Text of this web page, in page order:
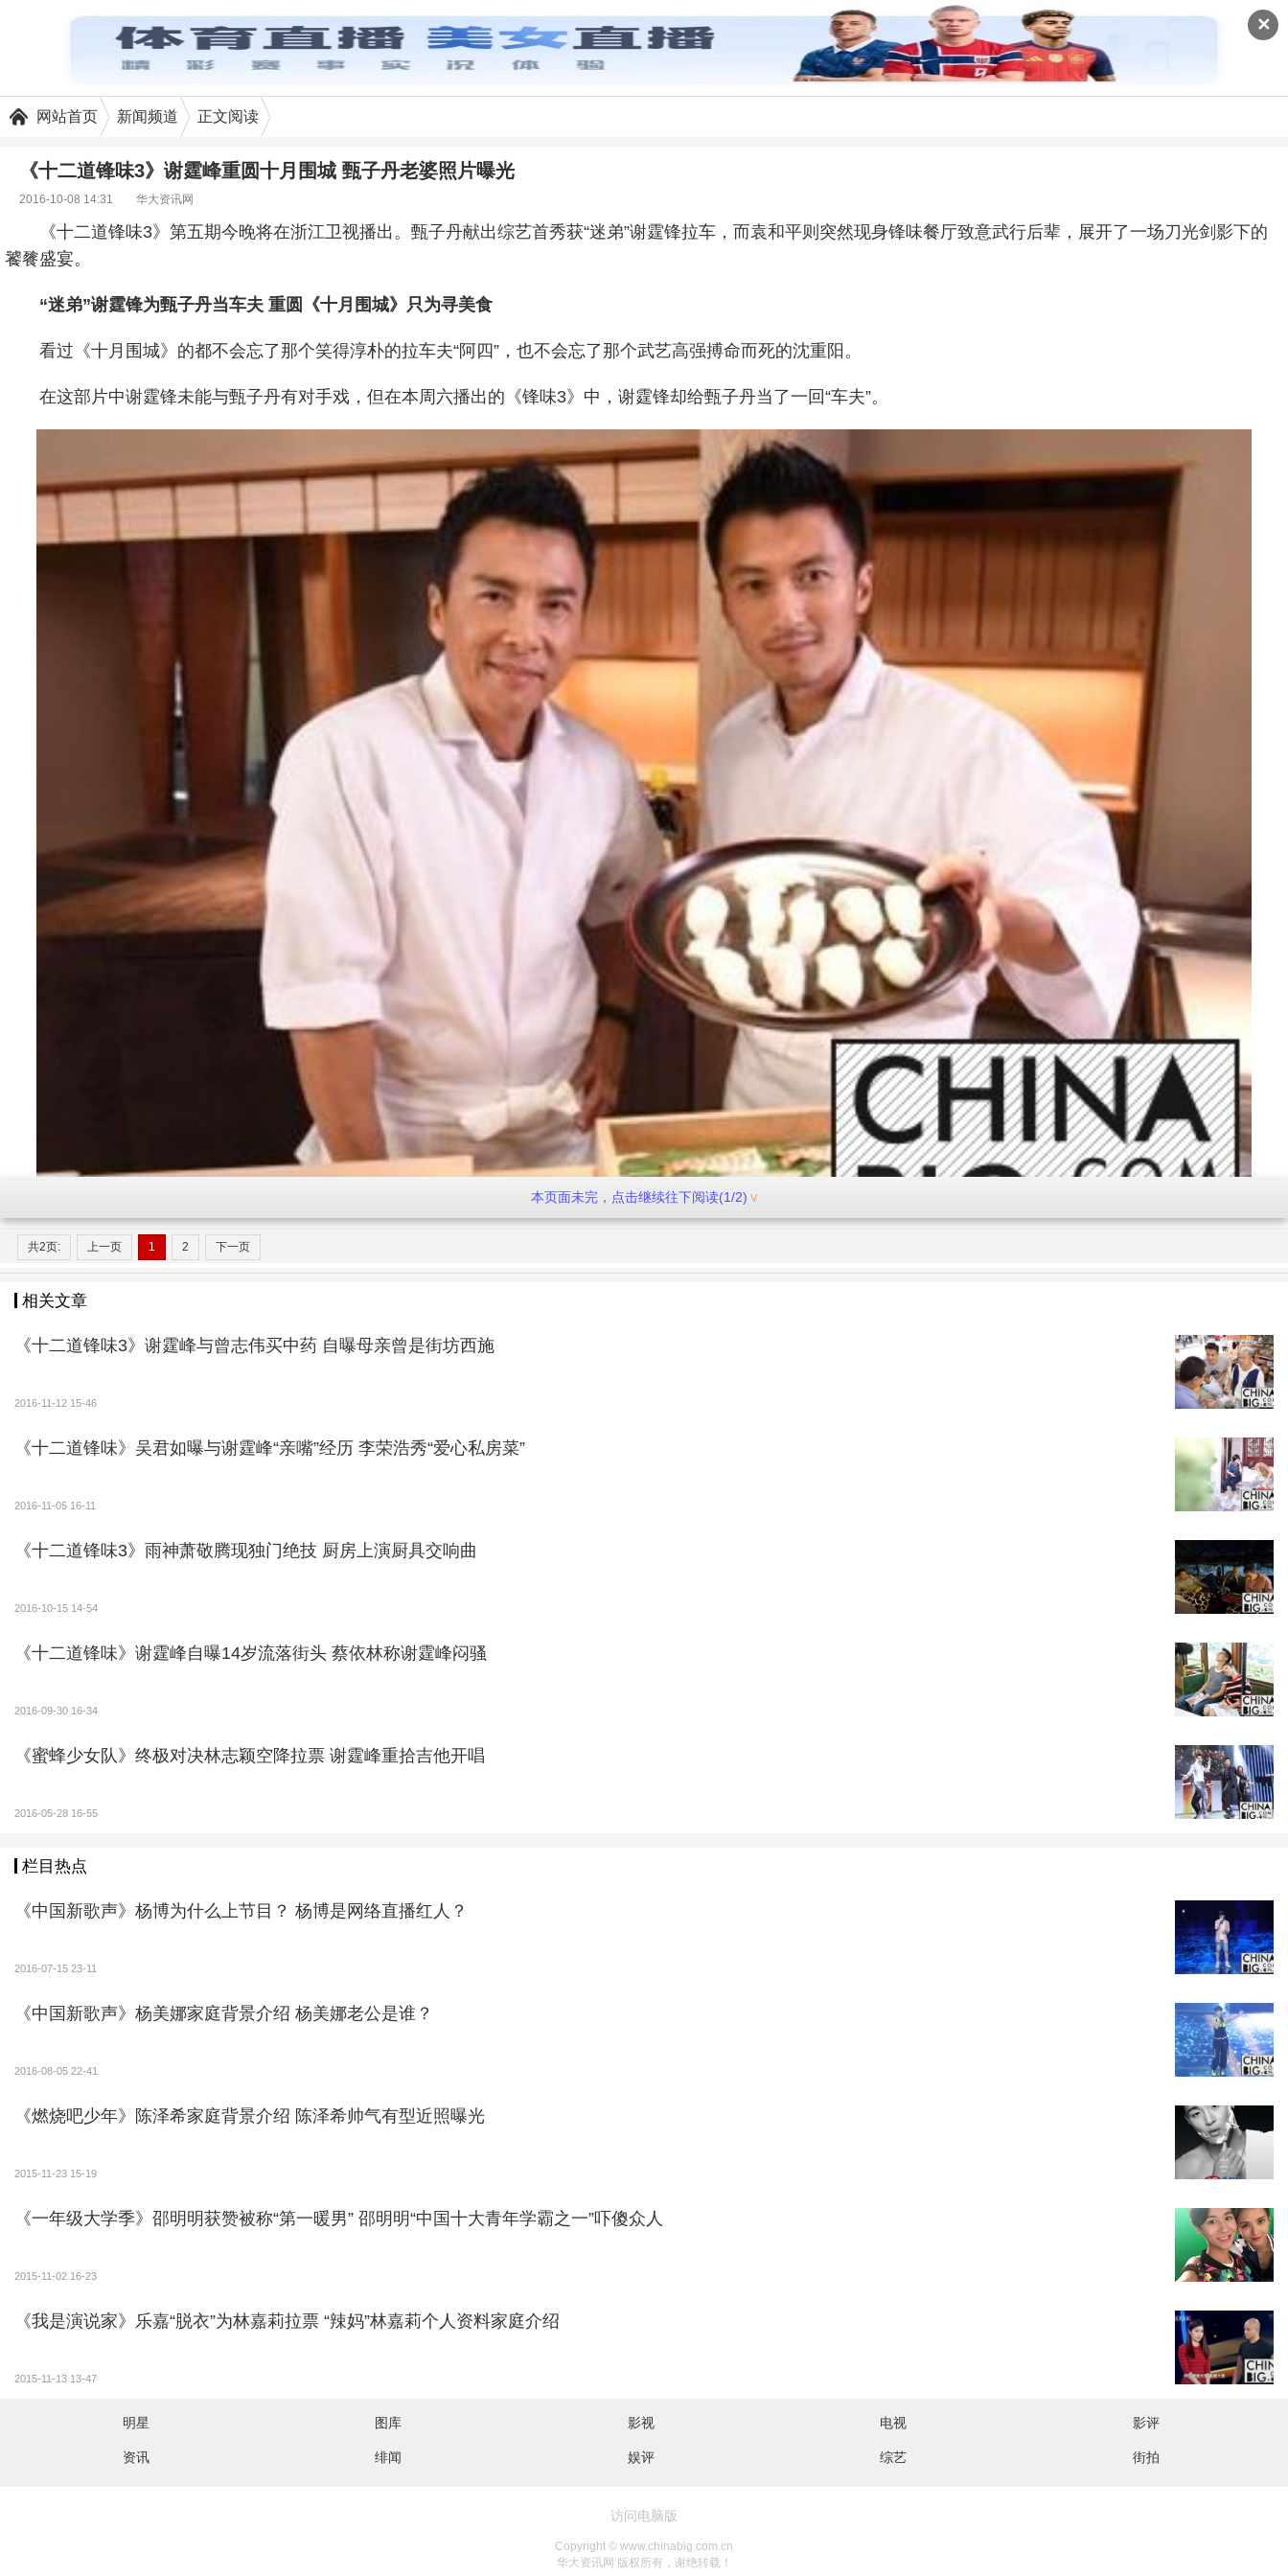
✕
网站首页 新闻频道 正文阅读
《十二道锋味3》谢霆峰重圆十月围城 甄子丹老婆照片曝光
2016-10-08 14:31 华大资讯网
《十二道锋味3》第五期今晚将在浙江卫视播出。甄子丹献出综艺首秀获“迷弟”谢霆锋拉车，而袁和平则突然现身锋味餐厅致意武行后辈，展开了一场刀光剑影下的
饕餮盛宴。
“迷弟”谢霆锋为甄子丹当车夫 重圆《十月围城》只为寻美食
看过《十月围城》的都不会忘了那个笑得淳朴的拉车夫“阿四”，也不会忘了那个武艺高强搏命而死的沈重阳。
在这部片中谢霆锋未能与甄子丹有对手戏，但在本周六播出的《锋味3》中，谢霆锋却给甄子丹当了一回“车夫”。
“丹哥，说起来我《十月围城》里没给你拉过车啊”“我们连对手戏都没有呢！”在这样的逗趣对话中，谢霆锋用人力车将甄子丹拉上高山寻访京都当地著名美食“流水素
面”。
尽管甄子丹一再表示“不好意思”，“迷弟”谢霆锋却坚持要给甄子丹当车夫。可惜的是，只拉到半路“车夫”谢霆锋便体力不支，甄子丹只得自己下来推车，构造出一副两
人“推”“拉”一辆人力车上山的奇景。
而有了“丹哥”推车助力后，跑在前头的谢霆锋不住感叹“好轻松！”实在是笑点满满。
本页面未完，点击继续往下阅读(1/2)
共2页: 上一页 1 2 下一页
相关文章
《十二道锋味3》谢霆峰与曾志伟买中药 自曝母亲曾是街坊西施
2016-11-12 15-46
《十二道锋味》吴君如曝与谢霆峰“亲嘴”经历 李荣浩秀“爱心私房菜”
2016-11-05 16-11
《十二道锋味3》雨神萧敬腾现独门绝技 厨房上演厨具交响曲
2016-10-15 14-54
《十二道锋味》谢霆峰自曝14岁流落街头 蔡依林称谢霆峰闷骚
2016-09-30 16-34
《蜜蜂少女队》终极对决林志颖空降拉票 谢霆峰重拾吉他开唱
2016-05-28 16-55
栏目热点
《中国新歌声》杨博为什么上节目？ 杨博是网络直播红人？
2016-07-15 23-11
《中国新歌声》杨美娜家庭背景介绍 杨美娜老公是谁？
2016-08-05 22-41
《燃烧吧少年》陈泽希家庭背景介绍 陈泽希帅气有型近照曝光
2015-11-23 15-19
《一年级大学季》邵明明获赞被称“第一暖男” 邵明明“中国十大青年学霸之一”吓傻众人
2015-11-02 16-23
《我是演说家》乐嘉“脱衣”为林嘉莉拉票 “辣妈”林嘉莉个人资料家庭介绍
2015-11-13 13-47
明星 图库 影视 电视 影评
资讯 绯闻 娱评 综艺 街拍
访问电脑版
Copyright © www.chinabig.com.cn
华大资讯网 版权所有，谢绝转载！